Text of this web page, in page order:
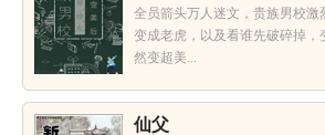
全员箭头万人迷文，贵族男校激
变成老虎，以及看谁先破碎掉，
然变超美...
仙父